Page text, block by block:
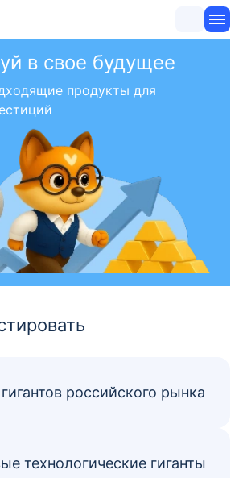
в свое будущее
продукты для
российского рынка
технологические гиганты